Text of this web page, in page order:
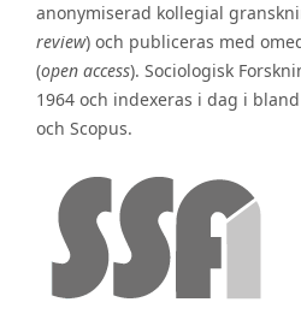
anonymiserad kollegial
review) och publiceras med
(open access). Sociologisk
1964 och indexeras i dag i
och Scopus.